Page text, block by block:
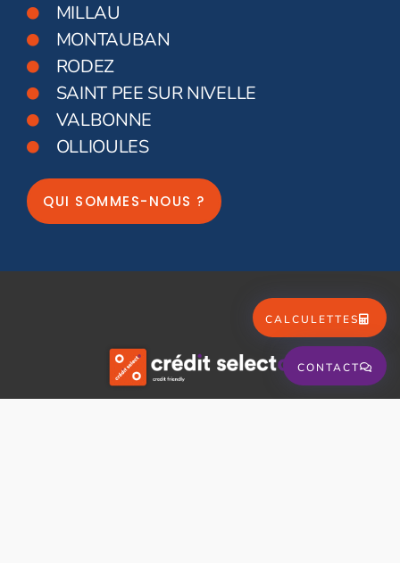
CALCULETTES
CONTACT
MILLAU
MONTAUBAN
RODEZ
SAINT PEE SUR NIVELLE
VALBONNE
OLLIOULES
QUI SOMMES-NOUS ?